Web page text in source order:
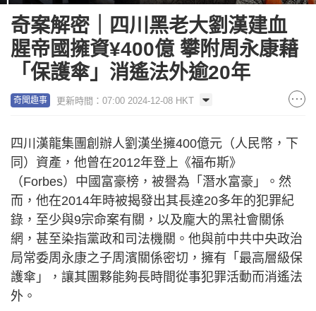
奇案解密｜四川黑老大劉漢建血
腥帝國擁資¥400億 攀附周永康藉
「保護傘」消遙法外逾20年
奇聞趣事 更新時間：07:00 2024-12-08 HKT
四川漢龍集團創辦人劉漢坐擁400億元（人民幣，下
同）資產，他曾在2012年登上《福布斯》
（Forbes）中國富豪榜，被譽為「潛水富豪」。然
而，他在2014年時被揭發出其長達20多年的犯罪紀
錄，至少與9宗命案有關，以及龐大的黑社會關係
網，甚至染指黨政和司法機關。他與前中共中央政治
局常委周永康之子周濱關係密切，擁有「最高層級保
護傘」，讓其團夥能夠長時間從事犯罪活動而消遙法
外。